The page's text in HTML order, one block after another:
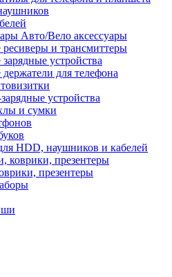
Авто/Вело аксессуары
и трансмиттеры
устройства
для телефона
устройства
и сумки
HDD, наушников и кабелей
презентеры